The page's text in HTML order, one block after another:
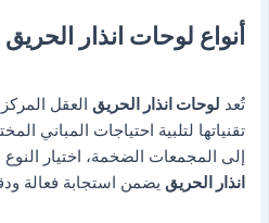
أنواع لوحات انذار الحريق
تُعد لوحات انذار الحريق العقل
تقنياتها لتلبية احتياجات المباني
إلى المجمعات الضخمة، اختيار
انذار الحريق يضمن استجابة فعالة